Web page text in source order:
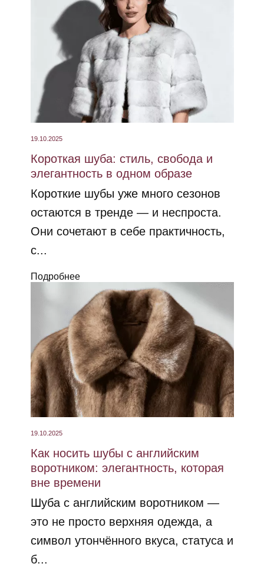
19.10.2025
Короткая шуба: стиль, свобода и
элегантность в одном образе
Короткие шубы уже много сезонов
остаются в тренде — и неспроста.
Они сочетают в себе практичность,
с...
Подробнее
19.10.2025
Как носить шубы с английским
воротником: элегантность, которая
вне времени
Шуба с английским воротником —
это не просто верхняя одежда, а
символ утончённого вкуса, статуса и
б...